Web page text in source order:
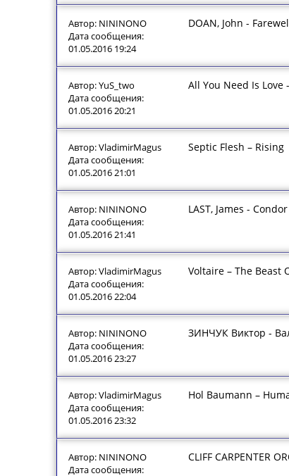
Автор: NININONO
Дата сообщения:
01.05.2016 19:24
DOAN, John -
Автор: YuS_two
Дата сообщения:
01.05.2016 20:21
All You Need Is Love
Автор: VladimirMagus
Дата сообщения:
01.05.2016 21:01
Septic Flesh – Rising
Автор: NININONO
Дата сообщения:
01.05.2016 21:41
LAST, James -
Автор: VladimirMagus
Дата сообщения:
01.05.2016 22:04
Voltaire – The Beast
Автор: NININONO
Дата сообщения:
01.05.2016 23:27
ЗИНЧУК Виктор -
Автор: VladimirMagus
Дата сообщения:
01.05.2016 23:32
Hol Baumann –
Автор: NININONO
Дата сообщения:
CLIFF CARPENTER